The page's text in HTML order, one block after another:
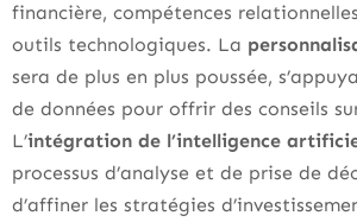
financière, compétences
outils technologiques. La
sera de plus en plus poussée,
de données pour offrir des conseils
L’intégration de l’intelligence
processus d’analyse et de prise de
d’affiner les stratégies